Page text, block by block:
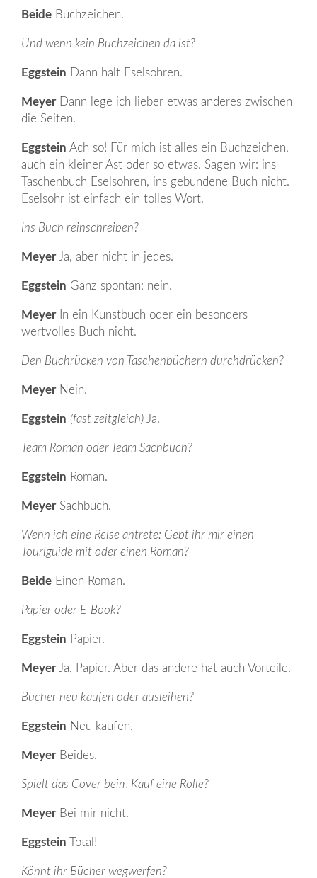
Beide Buchzeichen.
Und wenn kein Buchzeichen da ist?
Eggstein Dann halt Eselsohren.
MeyerDann lege ich lieber etwas anderes zwischen
die Seiten.
Eggstein Ach so! Für mich ist alles ein Buchzeichen,
auch ein kleiner Ast oder so etwas. Sagen wir: ins
Taschenbuch Eselsohren, ins gebundene Buch nicht.
Eselsohr ist einfach ein tolles Wort.
Ins Buch reinschreiben?
MeyerJa, aber nicht in jedes.
Eggstein Ganz spontan: nein.
MeyerIn ein Kunstbuch oder ein besonders
wertvolles Buch nicht.
Den Buchrücken von Taschenbüchern durchdrücken?
MeyerNein.
Eggstein (fast zeitgleich) Ja.
Team Roman oder Team Sachbuch?
Eggstein Roman.
MeyerSachbuch.
Wenn ich eine Reise antrete: Gebt ihr mir einen
Touriguide mit oder einen Roman?
Beide Einen Roman.
Papier oder E-Book?
Eggstein Papier.
MeyerJa, Papier. Aber das andere hat auch Vorteile.
Bücher neu kaufen oder ausleihen?
Eggstein Neu kaufen.
MeyerBeides.
Spielt das Cover beim Kauf eine Rolle?
MeyerBei mir nicht.
Eggstein Total!
Könnt ihr Bücher wegwerfen?